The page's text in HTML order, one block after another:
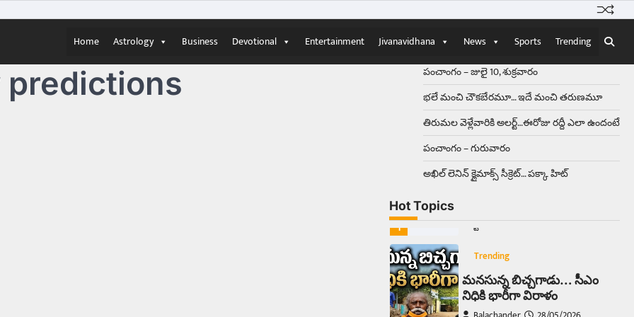
Home Astrology Business Devotional Entertainment Jivanavidhana News Sports Trending
predictions
పంచాంగం – జులై 10, శుక్రవారం
భలే మంచి చౌకబేరమూ… ఇదే మంచి తరుణమూ
తిరుమల వెళ్లేవారికి అలర్ట్‌…ఈరోజు రద్దీ ఎలా ఉందంటే
పంచాంగం – గురువారం
అఖిల్‌ లెనిన్ క్లైమాక్స్‌ సీక్రెట్‌… పక్కా హిట్‌
Hot Topics
Balachander 15/04/2026
ఉత్తర ప్రదేశ్‌లోని ఝాన్సీ జిల్లాలో ఒక
వింతైన రోడ్డు ప్రమాదం చోటుచేసుకుంది.
వేల సంఖ్యలో బీరు…
1
Trending
అక్కడ ఆదివారం బట్టలు
ఉతికితే…జైలుకే
Balachander
13/06/2026
ఆదివారం వచ్చిందంటే చాలు
‘బట్టలు ఉతకడం’. వారం…
Trending
మనసున్న బిచ్చగాడు… సీఎం
నిధికి భారీగా విరాళం